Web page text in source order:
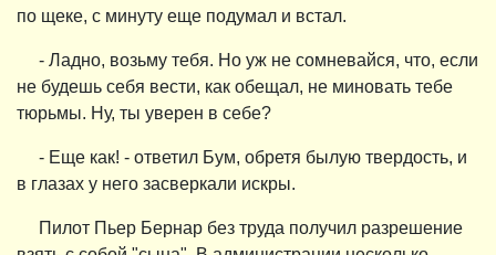
по щеке, с минуту еще подумал и встал.
- Ладно, возьму тебя. Но уж не сомневайся, что, если
не будешь себя вести, как обещал, не миновать тебе
тюрьмы. Ну, ты уверен в себе?
- Еще как! - ответил Бум, обретя былую твердость, и
в глазах у него засверкали искры.
Пилот Пьер Бернар без труда получил разрешение